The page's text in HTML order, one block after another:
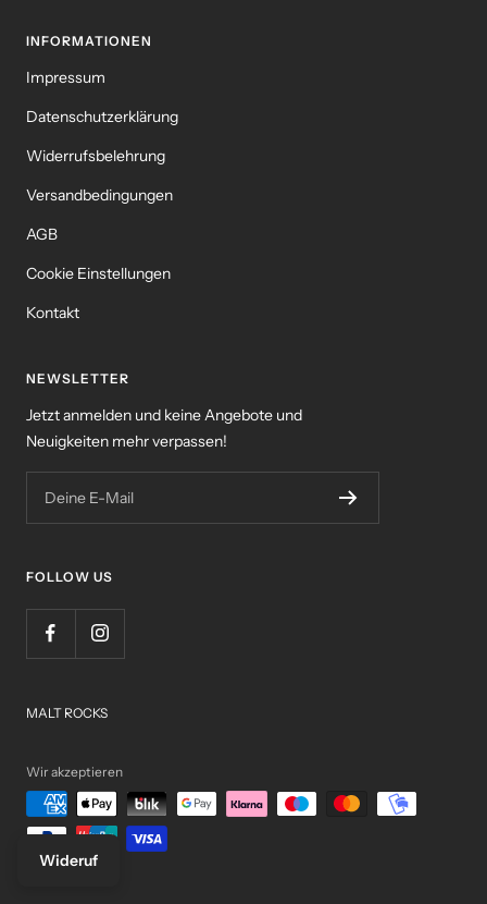
INFORMATIONEN
Impressum
Datenschutzerklärung
Widerrufsbelehrung
Versandbedingungen
AGB
Cookie Einstellungen
Kontakt
NEWSLETTER
Jetzt anmelden und keine Angebote und
Neuigkeiten mehr verpassen!
Deine E-Mail
FOLLOW US
MALT ROCKS
Wir akzeptieren
Wideruf